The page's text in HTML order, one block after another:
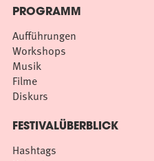
PROGRAMM
Aufführungen
Workshops
Musik
Filme
Diskurs
FESTIVALÜBERBLICK
Hashtags